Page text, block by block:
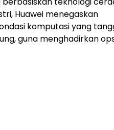
Huawei menegaskan
komputasi yang
guna menghadirkan